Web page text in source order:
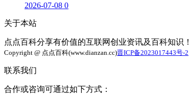
2026-07-08 0
关于本站
点点百科分享有价值的互联网创业资讯及百科知识！
Copyright @ 点点百科(www.dianzan.cc)晋ICP备2023017443号-2
联系我们
合作或咨询可通过如下方式：